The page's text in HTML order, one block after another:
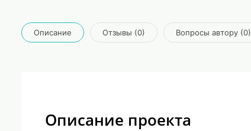
Описание Отзывы (0) Вопросы автору (0)
Описание проекта